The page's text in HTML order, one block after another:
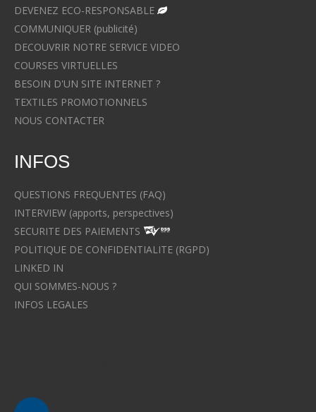
DEVENEZ ECO-RESPONSABLE
COMMUNIQUER (publicité)
DECOUVRIR NOTRE SERVICE VIDEO
COURSES VIRTUELLES
BESOIN D'UN SITE INTERNET ?
TEXTILES PROMOTIONNELS
NOUS CONTACTER
INFOS
QUESTIONS FREQUENTES (FAQ)
INTERVIEW (apports, perspectives)
SECURITE DES PAIEMENTS
POLITIQUE DE CONFIDENTIALITE (RGPD)
LINKED IN
QUI SOMMES-NOUS ?
INFOS LEGALES